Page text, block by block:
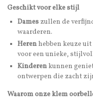
Geschikt voor elke stijl
Dames zullen de
waarderen.
Herenhebben keuze
voor een unieke,
Kinderenkunnen
ontwerpen die zacht
Waarom onze klem